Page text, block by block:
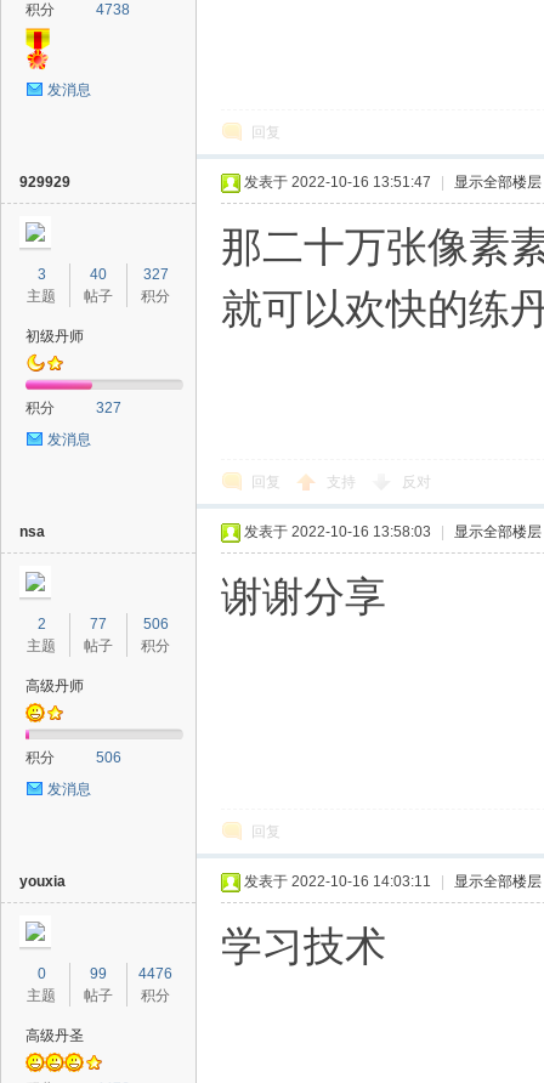
积分 4738
发消息
回复
929929
3
主题
40
帖子
327
积分
初级丹师
积分
327
发消息
发表于 2022-10-16 13:51:47 显示全部楼层
那二十万张像素
就可以欢快的练
回复 支持 反对
nsa
2
主题
77
帖子
506
积分
高级丹师
积分
506
发消息
发表于 2022-10-16 13:58:03 显示全部楼层
谢谢分享
回复
youxia
0
主题
99
帖子
4476
积分
高级丹圣
发表于 2022-10-16 14:03:11 显示全部楼层
学习技术